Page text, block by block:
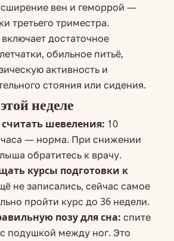
вен и геморрой —
третьего триместра.
достаточное
обильное питьё,
активность и
стояния или сидения.
неделе
шевеления: 10
— норма. При снижении
обратитесь к врачу.
курсы подготовки к
не записались, сейчас самое
пройти курс до 36 недели.
позу для сна: спите
подушкой между ног. Это